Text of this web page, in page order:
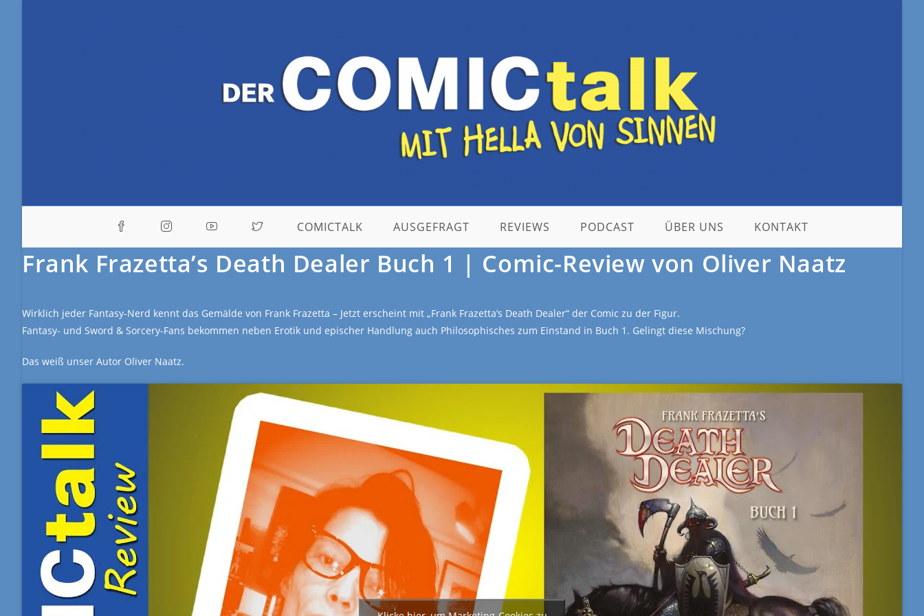
COMICTALK AUSGEFRAGT REVIEWS PODCAST ÜBER UNS KONTAKT
Frank Frazetta’s Death Dealer Buch 1 | Comic-Review von Oliver Naatz
Wirklich jeder Fantasy-Nerd kennt das Gemälde von Frank Frazetta – Jetzt erscheint mit „Frank Frazetta’s Death Dealer“ der Comic zu der Figur.
Fantasy- und Sword & Sorcery-Fans bekommen neben Erotik und epischer Handlung auch Philosophisches zum Einstand in Buch 1. Gelingt diese Mischung?
Das weiß unser Autor Oliver Naatz.